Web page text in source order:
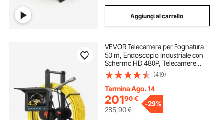
Aggiungi al carrello
VEVOR Telecamera per Fognatura
50 m, Endoscopio Industriale con
Schermo HD 480P, Telecamere
Idrauliche a Serpente Impermeabili
IP68 con 6 LED e Scheda da 16 GB
per Tubi di Condotta Fognaria
(419)
Termina Ago. 14
20190€
285,90€
-29%